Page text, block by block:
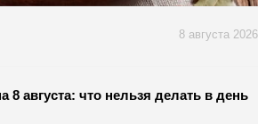
8 августа 2026
августа: что нельзя делать в день